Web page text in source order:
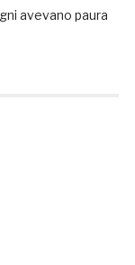
avevano paura